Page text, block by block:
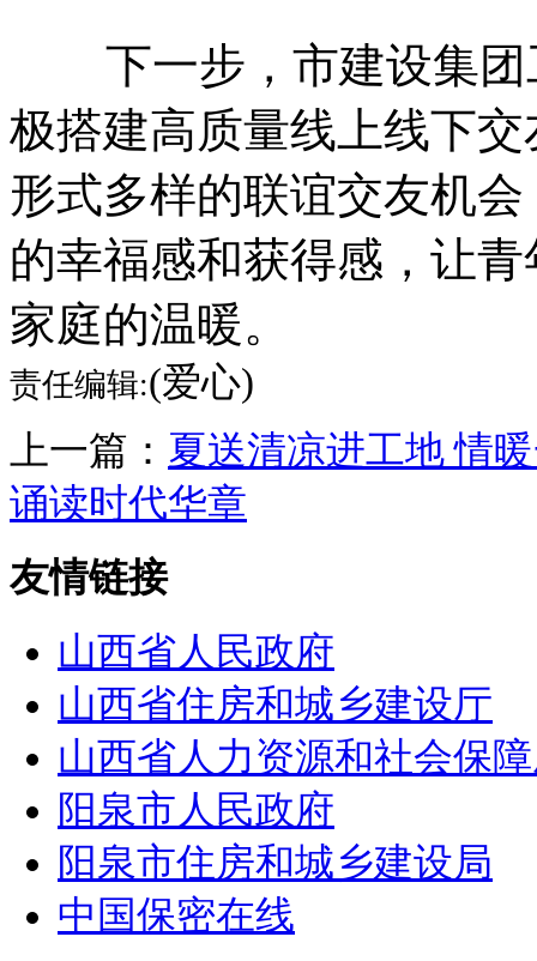
下一步，市建设集团
极搭建高质量线上线下
形式多样的联谊交友机
的幸福感和获得感，让
家庭的温暖。
责任编辑:(爱心)
上一篇： 夏送清凉进工地 情
诵读时代华章
友情链接
山西省人民政府
山西省住房和城乡建设厅
山西省人力资源和社会保
阳泉市人民政府
阳泉市住房和城乡建设局
中国保密在线